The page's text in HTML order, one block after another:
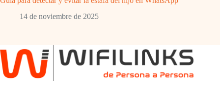
14 de noviembre de 2025